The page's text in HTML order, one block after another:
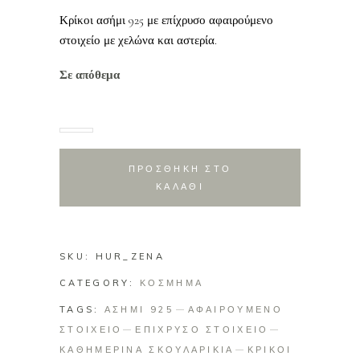
Κρίκοι ασήμι 925 με επίχρυσο αφαιρούμενο
στοιχείο με χελώνα και αστερία.
Σε απόθεμα
ΠΡΟΣΘΗΚΗ ΣΤΟ
ΚΑΛΑΘΙ
SKU: HUR_ZENA
CATEGORY: ΚΟΣΜΗΜΑ
TAGS: ΑΣΗΜΙ 925
ΑΦΑΙΡΟΥΜΕΝΟ
ΣΤΟΙΧΕΙΟ
ΕΠΙΧΡΥΣΟ ΣΤΟΙΧΕΙΟ
ΚΑΘΗΜΕΡΙΝΑ ΣΚΟΥΛΑΡΙΚΙΑ
ΚΡΙΚΟΙ